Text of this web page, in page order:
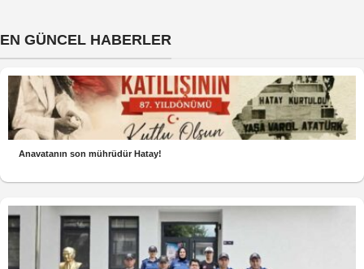
EN GÜNCEL HABERLER
Anavatanın son mührüdür Hatay!